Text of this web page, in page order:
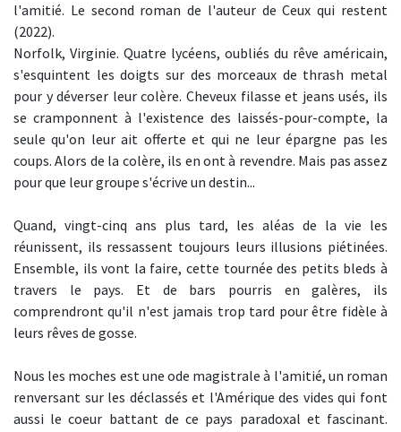
l'amitié. Le second roman de l'auteur de Ceux qui restent
(2022).
Norfolk, Virginie. Quatre lycéens, oubliés du rêve américain,
s'esquintent les doigts sur des morceaux de thrash metal
pour y déverser leur colère. Cheveux filasse et jeans usés, ils
se cramponnent à l'existence des laissés-pour-compte, la
seule qu'on leur ait offerte et qui ne leur épargne pas les
coups. Alors de la colère, ils en ont à revendre. Mais pas assez
pour que leur groupe s'écrive un destin...
Quand, vingt-cinq ans plus tard, les aléas de la vie les
réunissent, ils ressassent toujours leurs illusions piétinées.
Ensemble, ils vont la faire, cette tournée des petits bleds à
travers le pays. Et de bars pourris en galères, ils
comprendront qu'il n'est jamais trop tard pour être fidèle à
leurs rêves de gosse.
Nous les moches est une ode magistrale à l'amitié, un roman
renversant sur les déclassés et l'Amérique des vides qui font
aussi le coeur battant de ce pays paradoxal et fascinant.